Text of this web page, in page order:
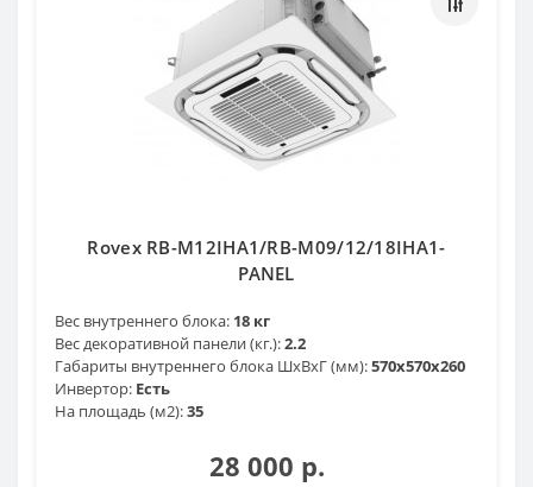
Rovex RB-M12IHA1/RB-M09/12/18IHA1-
PANEL
Вес внутреннего блока: 18 кг
Вес декоративной панели (кг.):2.2
Габариты внутреннего блока ШхВхГ (мм):570х570х260
Инвертор: Есть
На площадь (м2):35
28 000 р.